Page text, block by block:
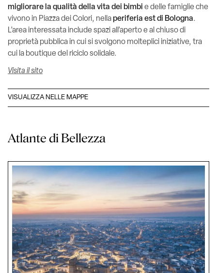
migliorare la qualità della vita dei bimbi e delle famiglie che
vivono in Piazza dei Colori, nellaperiferia est di Bologna.
L’area interessata include spazi all’aperto e al chiuso di
proprietà pubblica in cui si svolgono molteplici iniziative, tra
cui la boutique del riciclo solidale.
Visita il sito
VISUALIZZA NELLE MAPPE
Atlante di Bellezza